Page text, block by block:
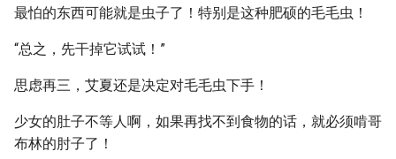
最怕的东西可能就是虫子了！特别是这种肥硕的毛毛虫！
“总之，先干掉它试试！”
思虑再三，艾夏还是决定对毛毛虫下手！
少女的肚子不等人啊，如果再找不到食物的话，就必须啃哥
布林的肘子了！